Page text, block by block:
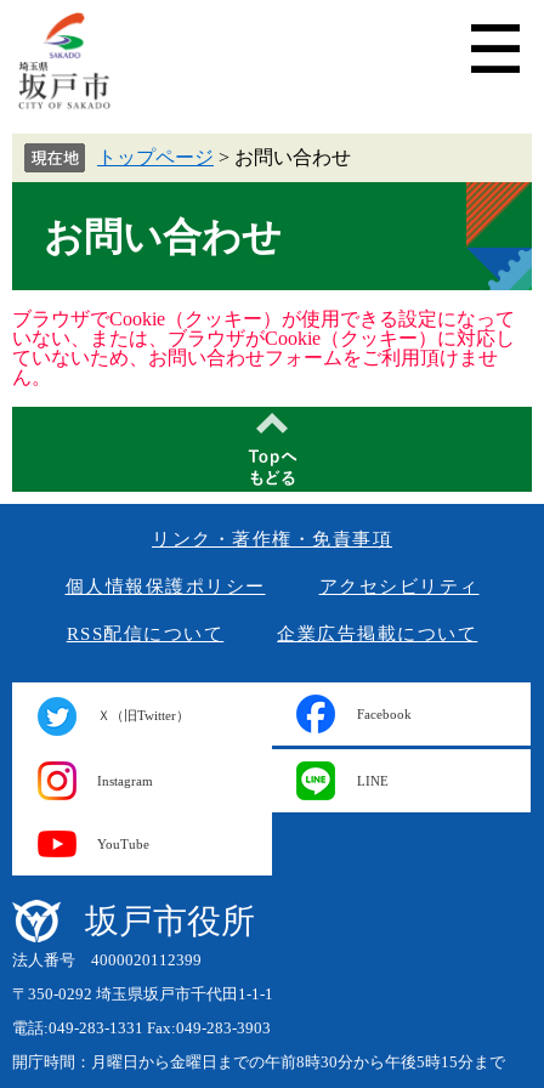
トップページ > お問い合わせ
お問い合わせ
ブラウザでCookie（クッキー）が使用できる設定になって
いない、または、ブラウザがCookie（クッキー）に対応し
ていないため、お問い合わせフォームをご利用頂けませ
ん。
リンク・著作権・免責事項
個人情報保護ポリシー アクセシビリティ
RSS配信について 企業広告掲載について
Ｘ（旧Twitter） Facebook
Instagram LINE
YouTube
坂戸市役所
法人番号 4000020112399
〒350-0292 埼玉県坂戸市千代田1-1-1
電話:049-283-1331 Fax:049-283-3903
開庁時間：月曜日から金曜日までの午前8時30分から午後5時15分まで